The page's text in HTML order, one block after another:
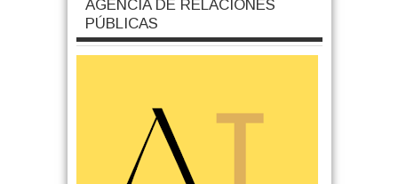
AGENCIA DE RELACIONES
PÚBLICAS